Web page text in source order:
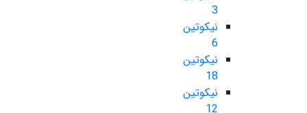
3
نیکوتین
6
نیکوتین
18
نیکوتین
12